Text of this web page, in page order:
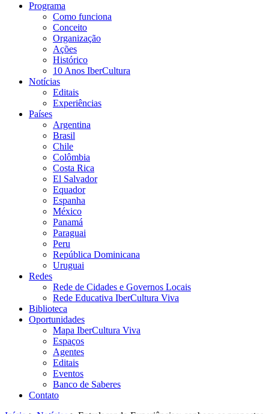
Programa
Como funciona
Conceito
Organização
Ações
Histórico
10 Anos IberCultura
Notícias
Editais
Experiências
Países
Argentina
Brasil
Chile
Colômbia
Costa Rica
El Salvador
Equador
Espanha
México
Panamá
Paraguai
Peru
República Dominicana
Uruguai
Redes
Rede de Cidades e Governos Locais
Rede Educativa IberCultura Viva
Biblioteca
Oportunidades
Mapa IberCultura Viva
Espaços
Agentes
Editais
Eventos
Banco de Saberes
Contato